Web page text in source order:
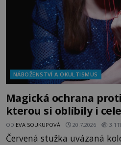
NÁBOŽENSTVÍ A OKULTISMUS
Magická ochrana
kterou si oblíbily i
OD EVA SOUKUPOVÁ 20.7.2026
Červená stužka uvázaná